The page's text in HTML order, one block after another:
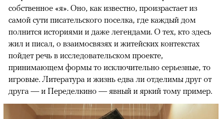
собственное «я». Оно, как известно, произрастает из
самой сути писательского поселка, где каждый дом
полнится историями и даже легендами. О тех, кто здесь
жил и писал, о взаимосвязях и житейских контекстах
пойдет речь в исследовательском проекте,
принимающем формы то исключительно серьезные, то
игровые. Литература и жизнь едва ли отделимы друг от
друга — и Переделкино — явный и яркий тому пример.